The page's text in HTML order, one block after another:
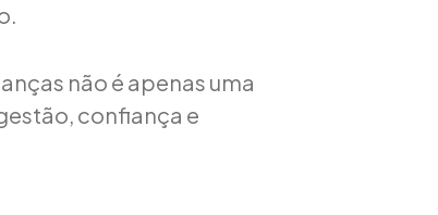
não é apenas uma
confiança e